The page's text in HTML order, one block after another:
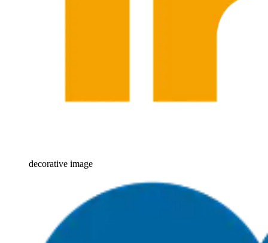
decorative image